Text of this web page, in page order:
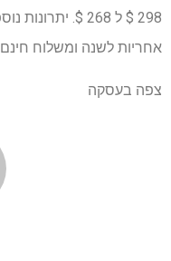
אחריות לשנה ומשלוח חינם.
צפה בעסקה